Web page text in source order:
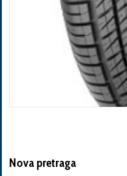
Nova pretraga